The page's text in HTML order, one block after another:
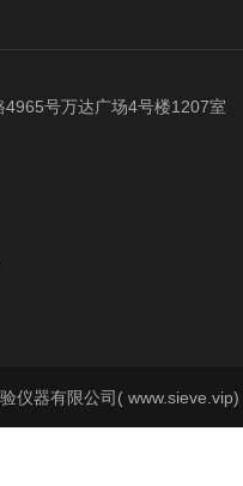
4965号万达广场4号楼1207室
仪器有限公司(